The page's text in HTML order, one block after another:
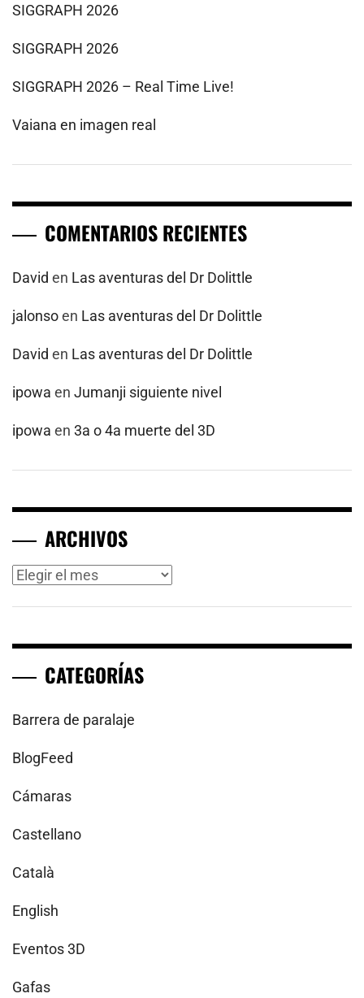
SIGGRAPH 2026
SIGGRAPH 2026
SIGGRAPH 2026 – Real Time Live!
Vaiana en imagen real
COMENTARIOS RECIENTES
David en Las aventuras del Dr Dolittle
jalonsoen Las aventuras del Dr Dolittle
David en Las aventuras del Dr Dolittle
ipowa en Jumanji siguiente nivel
ipowa en 3a o 4a muerte del 3D
ARCHIVOS
Archivos
CATEGORÍAS
Barrera de paralaje
BlogFeed
Cámaras
Castellano
Català
English
Eventos 3D
Gafas